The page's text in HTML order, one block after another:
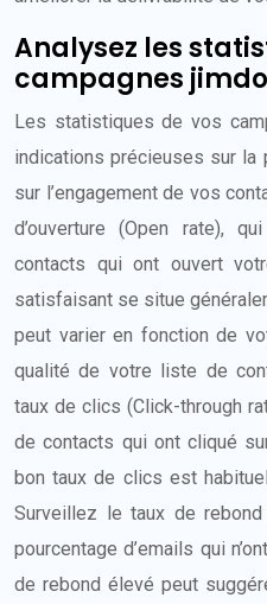
Analysez les
campagnes
Les statistiques de vos
indications précieuses sur
sur l’engagement de vos
d’ouverture (Open rate),
contacts qui ont ouvert
satisfaisant se situe
peut varier en fonction de
qualité de votre liste de
taux de clics (Click-through
de contacts qui ont cliqué
bon taux de clics est
Surveillez le taux de
pourcentage d’emails qui
de rebond élevé peut